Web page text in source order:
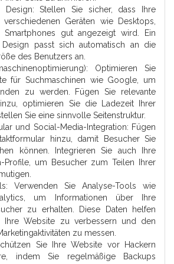
Design: Stellen Sie sicher, dass Ihre
Geräten wie Desktops,
Smartphones gut angezeigt wird. Ein
Design passt sich automatisch an die
des Benutzers an.
Optimieren Sie
für Suchmaschinen wie Google, um
zu werden. Fügen Sie relevante
optimieren Sie die Ladezeit Ihrer
Sie eine sinnvolle Seitenstruktur.
und Social-Media-Integration: Fügen
hinzu, damit Besucher Sie
können. Integrieren Sie auch Ihre
Profile, um Besucher zum Teilen Ihrer
Verwenden Sie Analyse-Tools wie
um Informationen über Ihre
zu erhalten. Diese Daten helfen
Ihre Website zu verbessern und den
zu messen.
Sie Ihre Website vor Hackern
indem Sie regelmäßige Backups